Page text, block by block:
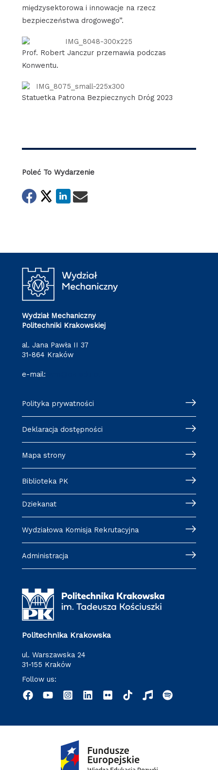
międzysektorowa i innowacje na rzecz
bezpieczeństwa drogowego”.
Prof. Robert Janczur przemawia podczas
Konwentu.
Statuetka Patrona Bezpiecznych Dróg 2023
Poleć To Wydarzenie
Wydział Mechaniczny
Politechniki Krakowskiej
al. Jana Pawła II 37
31-864 Kraków
e-mail:
Polityka prywatności
Deklaracja dostępności
Mapa strony
Biblioteka PK
Dziekanat
Wydziałowa Komisja Rekrutacyjna
Administracja
Politechnika Krakowska
ul. Warszawska 24
31-155 Kraków
Follow us: